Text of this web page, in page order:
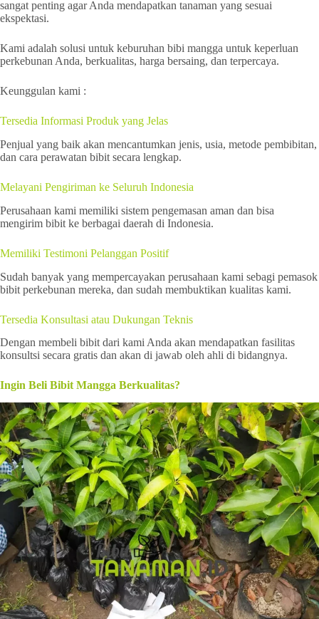
sangat penting agar Anda mendapatkan tanaman yang sesuai
ekspektasi.
Kami adalah solusi untuk keburuhan bibi mangga untuk keperluan
perkebunan Anda, berkualitas, harga bersaing, dan terpercaya.
Keunggulan kami :
Tersedia Informasi Produk yang Jelas
Penjual yang baik akan mencantumkan jenis, usia, metode pembibitan,
dan cara perawatan bibit secara lengkap.
Melayani Pengiriman ke Seluruh Indonesia
Perusahaan kami memiliki sistem pengemasan aman dan bisa
mengirim bibit ke berbagai daerah di Indonesia.
Memiliki Testimoni Pelanggan Positif
Sudah banyak yang mempercayakan perusahaan kami sebagi pemasok
bibit perkebunan mereka, dan sudah membuktikan kualitas kami.
Tersedia Konsultasi atau Dukungan Teknis
Dengan membeli bibit dari kami Anda akan mendapatkan fasilitas
konsultsi secara gratis dan akan di jawab oleh ahli di bidangnya.
Ingin Beli Bibit Mangga Berkualitas?